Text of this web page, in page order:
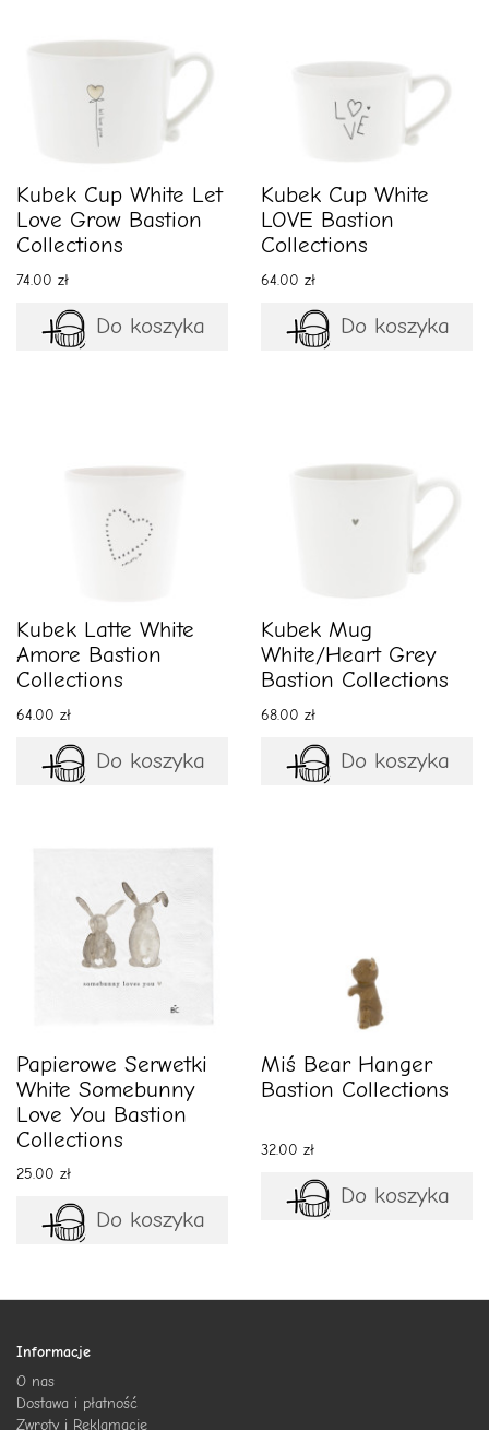
Kubek Cup White Let
Love Grow Bastion
Collections
74.00 zł
Do koszyka
Kubek Cup White
LOVE Bastion
Collections
64.00 zł
Do koszyka
Kubek Latte White
Amore Bastion
Collections
64.00 zł
Do koszyka
Kubek Mug
White/Heart Grey
Bastion Collections
68.00 zł
Do koszyka
Papierowe Serwetki
White Somebunny
Love You Bastion
Collections
25.00 zł
Do koszyka
Miś Bear Hanger
Bastion Collections
32.00 zł
Do koszyka
Informacje
O nas
Dostawa i płatność
Zwroty i Reklamacje